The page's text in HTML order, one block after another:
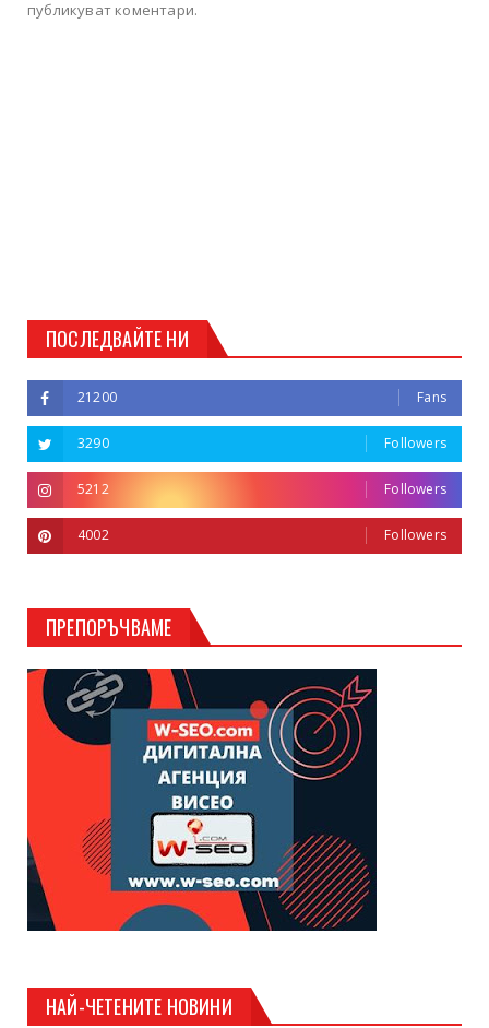
публикуват коментари.
ПОСЛЕДВАЙТЕ НИ
21200 Fans
3290 Followers
5212 Followers
4002 Followers
ПРЕПОРЪЧВАМЕ
НАЙ-ЧЕТЕНИТЕ НОВИНИ